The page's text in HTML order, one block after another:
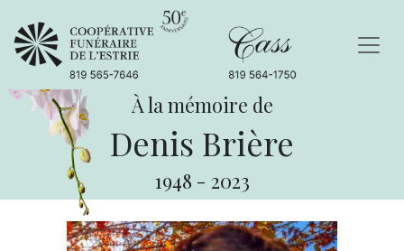
À la mémoire de
Denis Brière
1948 - 2023